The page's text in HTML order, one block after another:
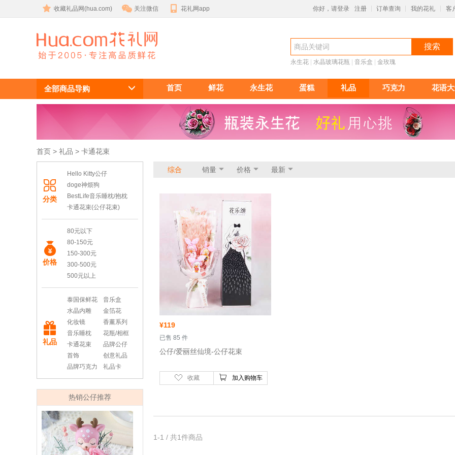
收藏礼品网(hua.com) 关注微信 花礼网app 你好，请登录 注册 订单查询 我的花礼 客
卡通花束订
购,公仔花束
订购,小熊花
束订购
搜索
永生花 水晶玻璃花瓶 音乐盒 金玫瑰
全部商品导购 首页 鲜花 永生花 蛋糕 礼品 巧克力 花语
首页 > 礼品 > 卡通花束
综合 销量 价格 最新
¥119
已售 85 件
公仔/爱丽丝仙境-公仔花束
收藏 加入购物车
1-1 / 共1件商品
分类
Hello Kitty公仔
doge神烦狗
BestLife音乐睡枕/抱枕
卡通花束(公仔花束)
价格
80元以下
80-150元
150-300元
300-500元
500元以上
礼品
泰国保鲜花
音乐盒
水晶内雕
金箔花
化妆镜
香薰系列
音乐睡枕
花瓶/相框
卡通花束
品牌公仔
首饰
创意礼品
品牌巧克力
礼品卡
热销公仔推荐